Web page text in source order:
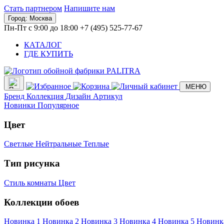
Стать партнером Напишите нам
Город: Москва
Пн-Пт с 9:00 до 18:00 +7 (495) 525-77-67
КАТАЛОГ
ГДЕ КУПИТЬ
МЕНЮ
Бренд Коллекция Дизайн Артикул
Новинки Популярное
Цвет
Светлые Нейтральные Теплые
Тип рисунка
Стиль комнаты Цвет
Коллекции обоев
Новинка 1 Новинка 2 Новинка 3 Новинка 4 Новинка 5